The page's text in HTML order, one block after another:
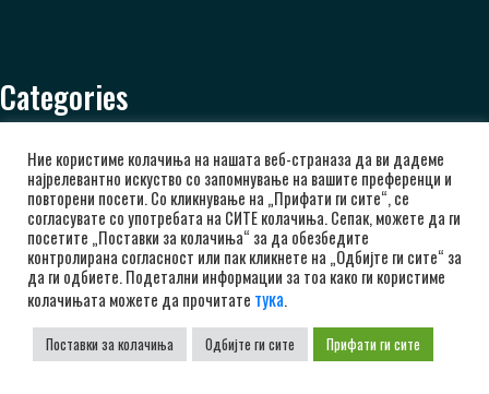
Categories
Kadetska 18 MK
Mladinska 20 MK
Pionerska 16 MK
Multi Essence Kadetska 18 MK
Multi Essence Pionerska 16 MK
Ние користиме колачиња на нашата веб-страназа да ви дадеме
најрелевантно искуство со запомнување на вашите преференци и
повторени посети. Со кликнување на „Прифати ги сите“, се
согласувате со употребата на СИТЕ колачиња. Сепак, можете да ги
посетите „Поставки за колачиња“ за да обезбедите
контролирана согласност или пак кликнете на „Одбијте ги сите“ за
да ги одбиете. Подетални информации за тоа како ги користиме
колачињата можете да прочитате тука.
Поставки за колачиња Одбијте ги сите Прифати ги сите